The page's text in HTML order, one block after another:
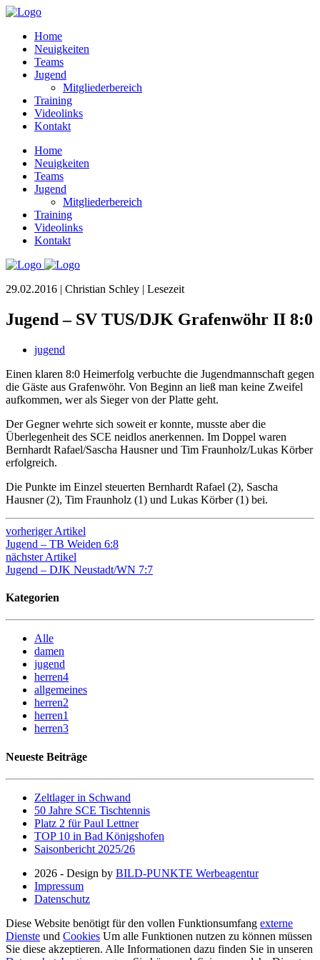
Home
Neuigkeiten
Teams
Jugend
Mitgliederbereich
Training
Videolinks
Kontakt
Home
Neuigkeiten
Teams
Jugend
Mitgliederbereich
Training
Videolinks
Kontakt
29.02.2016 | Christian Schley | Lesezeit
Jugend – SV TUS/DJK Grafenwöhr II 8:0
jugend
Einen klaren 8:0 Heimerfolg verbuchte die Jugendmannschaft gegen
die Gäste aus Grafenwöhr. Von Beginn an ließ man keine Zweifel
aufkommen, wer als Sieger von der Platte geht.
Der Gegner wehrte sich soweit er konnte, musste aber die
Überlegenheit des SCE neidlos anerkennen. Im Doppel waren
Bernhardt Rafael/Sascha Hausner und Tim Fraunholz/Lukas Körber
erfolgreich.
Die Punkte im Einzel steuerten Bernhardt Rafael (2), Sascha
Hausner (2), Tim Fraunholz (1) und Lukas Körber (1) bei.
vorheriger Artikel
Jugend – TB Weiden 6:8
nächster Artikel
Jugend – DJK Neustadt/WN 7:7
Kategorien
Alle
damen
jugend
herren4
allgemeines
herren2
herren1
herren3
Neueste Beiträge
Zeltlager in Schwand
50 Jahre SCE Tischtennis
Platz 2 für Paul Lettner
TOP 10 in Bad Königshofen
Saisonbericht 2025/26
2026 - Design by BILD-PUNKTE Werbeagentur
Impressum
Datenschutz
Diese Website benötigt für den vollen Funktionsumfang externe
Dienste und Cookies Um alle Funktionen nutzen zu können müssen
Sie diese akzeptieren. Alle Informationen dazu finden Sie in unseren